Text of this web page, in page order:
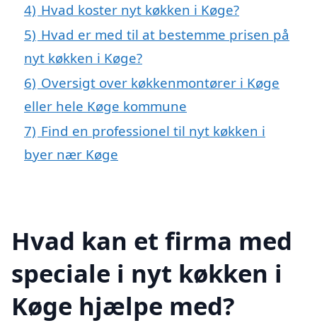
4) Hvad koster nyt køkken i Køge?
5) Hvad er med til at bestemme prisen på
nyt køkken i Køge?
6) Oversigt over køkkenmontører i Køge
eller hele Køge kommune
7) Find en professionel til nyt køkken i
byer nær Køge
Hvad kan et firma med
speciale i nyt køkken i
Køge hjælpe med?